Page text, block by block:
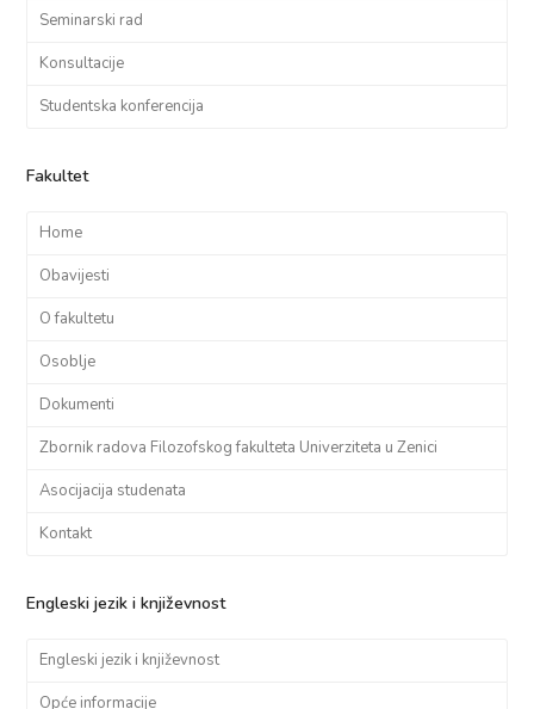
Seminarski rad
Konsultacije
Studentska konferencija
Fakultet
Home
Obavijesti
O fakultetu
Osoblje
Dokumenti
Zbornik radova Filozofskog fakulteta Univerziteta u Zenici
Asocijacija studenata
Kontakt
Engleski jezik i književnost
Engleski jezik i književnost
Opće informacije